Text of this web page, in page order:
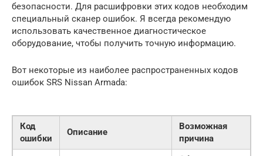
безопасности. Для расшифровки этих кодов необходим
специальный сканер ошибок. Я всегда рекомендую
использовать качественное диагностическое
оборудование, чтобы получить точную информацию.
Вот некоторые из наиболее распространенных кодов
ошибок SRS Nissan Armada:
Код
ошибки
Описание
Возможная
причина